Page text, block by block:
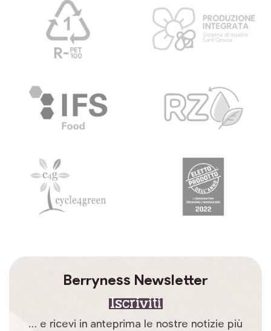
Berryness Newsletter
Iscriviti
… e ricevi in anteprima le nostre notizie più